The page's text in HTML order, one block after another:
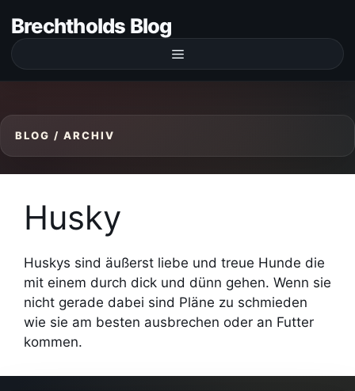
Inhalt
springen
Brechtholds Blog
Menü
Husky
Huskys sind äußerst liebe und treue Hunde die
mit einem durch dick und dünn gehen. Wenn sie
nicht gerade dabei sind Pläne zu schmieden
wie sie am besten ausbrechen oder an Futter
kommen.